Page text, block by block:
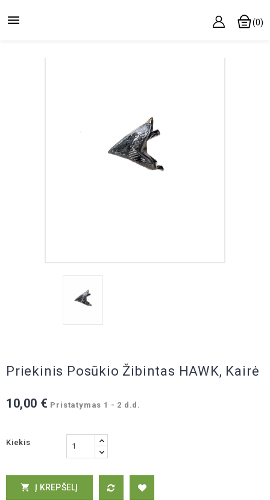
 (0)
Priekinis Posūkio Žibintas HAWK, Kairė
10,00 € Pristatymas 1 - 2 d.d.
Kiekis
 Į KREPŠELĮ